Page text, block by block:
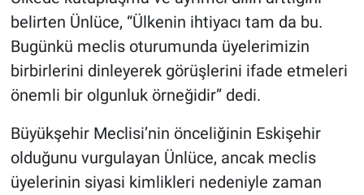
belirten Ünlüce, “Ülkenin ihtiyacı tam da bu.
Bugünkü meclis oturumunda üyelerimizin
birbirlerini dinleyerek görüşlerini ifade etmeleri
önemli bir olgunluk örneğidir” dedi.
Büyükşehir Meclisi’nin önceliğinin Eskişehir
olduğunu vurgulayan Ünlüce, ancak meclis
üyelerinin siyasi kimlikleri nedeniyle zaman